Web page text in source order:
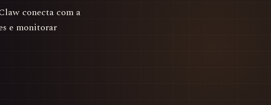
conecta com a
e monitorar